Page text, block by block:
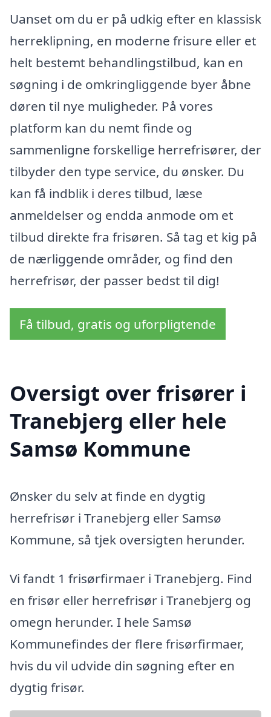
Uanset om du er på udkig efter en klassisk
herreklipning, en moderne frisure eller et
helt bestemt behandlingstilbud, kan en
søgning i de omkringliggende byer åbne
døren til nye muligheder. På vores
platform kan du nemt finde og
sammenligne forskellige herrefrisører, der
tilbyder den type service, du ønsker. Du
kan få indblik i deres tilbud, læse
anmeldelser og endda anmode om et
tilbud direkte fra frisøren. Så tag et kig på
de nærliggende områder, og find den
herrefrisør, der passer bedst til dig!
Få tilbud, gratis og uforpligtende
Oversigt over frisører i
Tranebjerg eller hele
Samsø Kommune
Ønsker du selv at finde en dygtig
herrefrisør i Tranebjerg eller Samsø
Kommune, så tjek oversigten herunder.
Vi fandt 1 frisørfirmaer i Tranebjerg. Find
en frisør eller herrefrisør i Tranebjerg og
omegn herunder. I hele Samsø
Kommunefindes der flere frisørfirmaer,
hvis du vil udvide din søgning efter en
dygtig frisør.